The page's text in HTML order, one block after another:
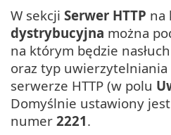
W sekcji Serwer HTTP na
dystrybucyjna można
na którym będzie
oraz typ uwierzytelniania
serwerze HTTP (w polu
Domyślnie ustawiony
numer 2221.